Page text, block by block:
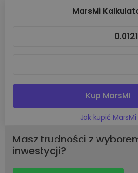
MarsMi
Kup MarsMi
Jak kupić MarsMi
Masz trudności z
inwestycji?